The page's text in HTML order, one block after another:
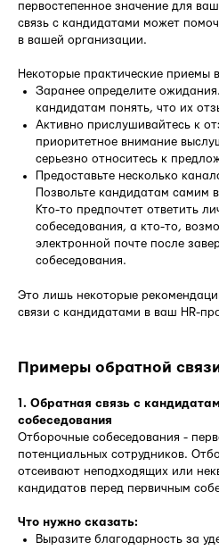
первостепенное значение для
связь с кандидатами может
в вашей организации.
Некоторые практические приемы
Заранее определите
кандидатам понять, что их
Активно прислушивайтесь к
приоритетное внимание
серьезно относитесь к
Предоставьте несколько
Позвольте кандидатам самим
Кто-то предпочтет ответить
собеседования, а кто-то,
электронной почте после
собеседования.
Это лишь некоторые
связи с кандидатами в ваш HR-
Примеры обратной
1. Обратная связь с
собеседования
Отборочные собеседования -
потенциальных сотрудников.
отсеивают неподходящих или
кандидатов перед первичным
Что нужно сказать:
Выразите благодарность за